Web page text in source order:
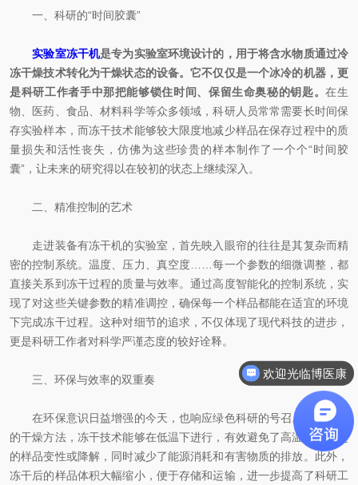
一、科研的“时间胶囊”
实验室冻干机是专为实验室环境设计的，用于将含水物质通过冷
冻干燥技术转化为干燥状态的设备。它不仅仅是一个冰冷的机器，更
是科研工作者手中那把能够锁住时间、保留生命奥秘的钥匙。在生
物、医药、食品、材料科学等众多领域，科研人员常常需要长时间保
存实验样本，而冻干技术能够较大限度地减少样品在保存过程中的质
量损失和活性丧失，仿佛为这些珍贵的样本制作了一个个“时间胶
囊”，让未来的研究得以在较初的状态上继续深入。
二、精准控制的艺术
走进装备有冻干机的实验室，首先映入眼帘的往往是其复杂而精
密的控制系统。温度、压力、真空度……每一个参数的细微调整，都
直接关系到冻干过程的质量与效率。通过高度智能化的控制系统，实
现了对这些关键参数的精准调控，确保每一个样品都能在适宜的环境
下完成冻干过程。这种对细节的追求，不仅体现了现代科技的进步，
更是科研工作者对科学严谨态度的较好诠释。
三、环保与效率的双重奏
在环保意识日益增强的今天，也响应绿色科研的号召。相比传统
的干燥方法，冻干技术能够在低温下进行，有效避免了高温可能引起
的样品变性或降解，同时减少了能源消耗和有害物质的排放。此外，
冻干后的样品体积大幅缩小，便于存储和运输，进一步提高了科研工
欢迎光临博医康